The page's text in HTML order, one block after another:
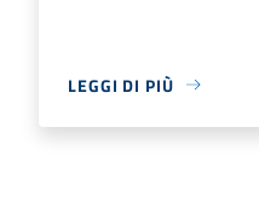
LEGGI DI PIÙ